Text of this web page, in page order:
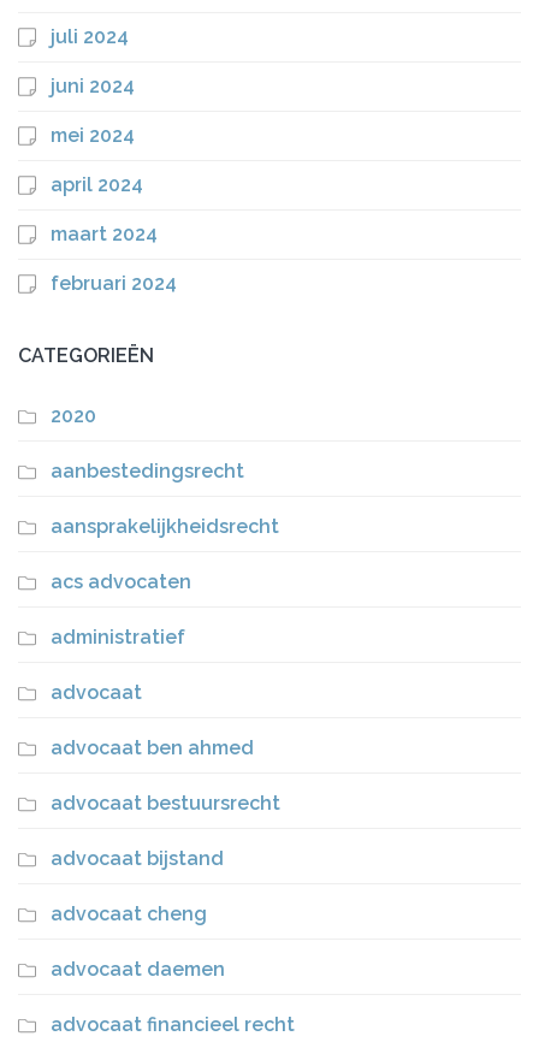
juli 2024
juni 2024
mei 2024
april 2024
maart 2024
februari 2024
CATEGORIEËN
2020
aanbestedingsrecht
aansprakelijkheidsrecht
acs advocaten
administratief
advocaat
advocaat ben ahmed
advocaat bestuursrecht
advocaat bijstand
advocaat cheng
advocaat daemen
advocaat financieel recht